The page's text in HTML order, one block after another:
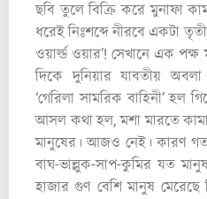
ছবি তুলে বিক্রি করে মুনাফা
ধরেই নিঃশব্দে নীরবে একটা
ওয়ার্ল্ড ওয়ার’! সেখানে এক
দিকে দুনিয়ার যাবতীয় অবলা
‘গেরিলা সামরিক বাহিনী’ হল
আসল কথা হল, মশা মারতে
মানুষের। আজও নেই। কারণ
বাঘ-ভাল্লুক-সাপ-কুমির যত
হাজার গুণ বেশি মানুষ মেরেছে